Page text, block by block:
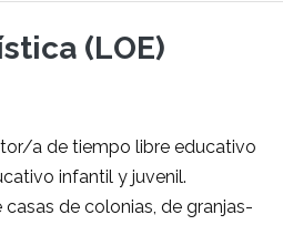
(LOE)
a de tiempo libre educativo
infantil y juvenil.
de colonias, de granjas-